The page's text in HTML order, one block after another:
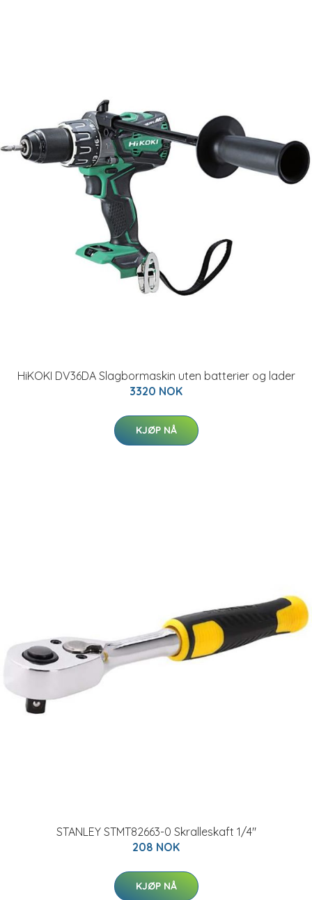
HiKOKI DV36DA Slagbormaskin uten batterier og lader
3320 NOK
KJØP NÅ
STANLEY STMT82663-0 Skralleskaft 1/4"
208 NOK
KJØP NÅ